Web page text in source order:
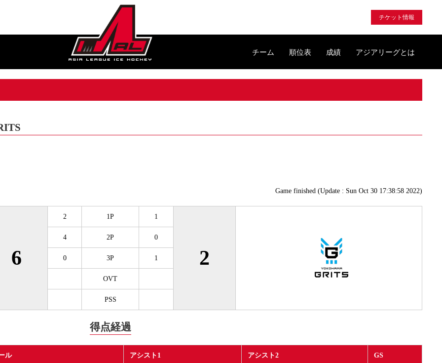
チケット情報
チーム 順位表 成績 アジアリーグとは
Game finished (Update : Sun Oct 30 17:38:58 2022)
6
2 1P 1
2
4 2P 0
0 3P 1
OVT
PSS
得点経過
ル アシスト1 アシスト2 GS